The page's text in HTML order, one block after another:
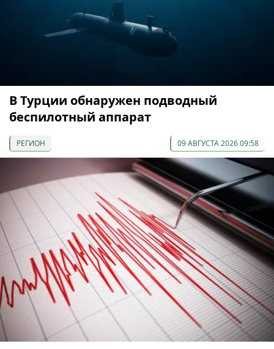
В Турции обнаружен подводный
беспилотный аппарат
РЕГИОН 09 АВГУСТА 2026 09:58